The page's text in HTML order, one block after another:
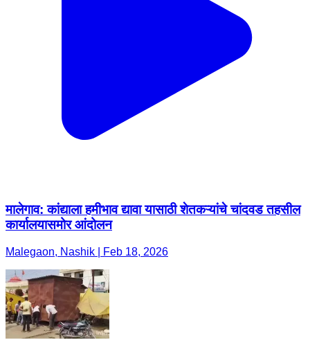
मालेगाव: कांद्याला हमीभाव द्यावा यासाठी शेतकऱ्यांचे चांदवड तहसील
कार्यालयासमोर आंदोलन
Malegaon, Nashik | Feb 18, 2026